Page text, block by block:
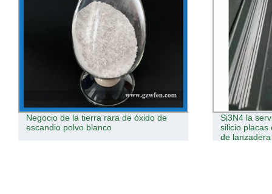
Negocio de la tierra rara de óxido de
escandio polvo blanco
Si3N4 la
silicio placas
de lanzadera